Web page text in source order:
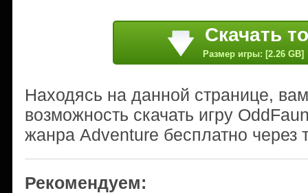
Скачать
Размер игры: [2.26 GB]
Находясь на данной странице,
возможность скачать игру
жанра Adventure бесплатно через
Рекомендуем: